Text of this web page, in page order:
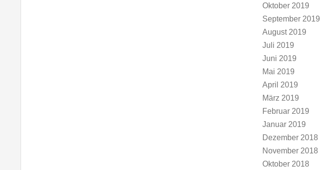
Oktober 2019
September 2019
August 2019
Juli 2019
Juni 2019
Mai 2019
April 2019
März 2019
Februar 2019
Januar 2019
Dezember 2018
November 2018
Oktober 2018